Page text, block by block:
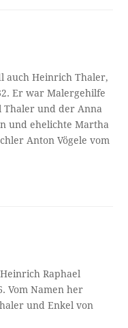
auch Heinrich Thaler,
Er war Malergehilfe
Thaler und der Anna
und ehelichte Martha
Anton Vögele vom
Raphael
Vom Namen her
und Enkel von